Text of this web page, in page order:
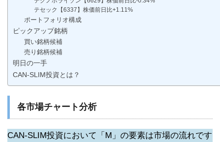
テセック【6337】株価前日比+1.11%
ポートフォリオ構成
ピックアップ銘柄
買い銘柄候補
売り銘柄候補
明日の一手
CAN-SLIM投資とは？
各市場チャート分析
CAN-SLIM投資において「M」の要素は市場の流れです